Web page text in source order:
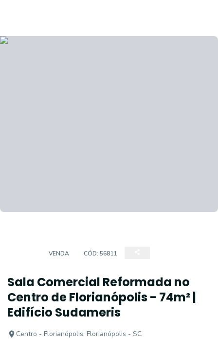
VENDA CÓD: 56811
Sala Comercial Reformada no
Centro de Florianópolis - 74m² |
Edifício Sudameris
Centro - Florianópolis, Florianópolis - SC